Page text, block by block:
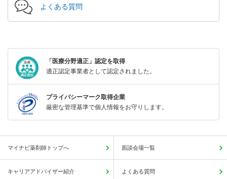
よくある質問
「医療分野適正」認定を取得
適正認定事業者として認定されました。
プライバシーマーク取得企業
厳密な管理基準で個人情報をお守りします。
マイナビ薬剤師トップへ 面談会場一覧
キャリアアドバイザー紹介 よくある質問